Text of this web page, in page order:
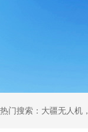
热门搜索：大疆无人机